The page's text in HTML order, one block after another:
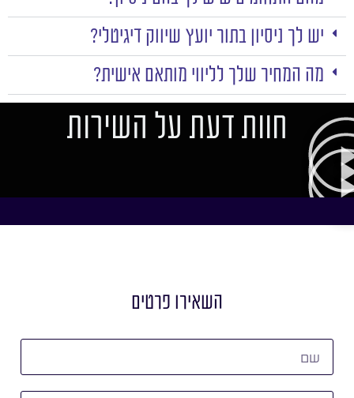
יש לך ניסיון בתור יועץ שיווק דיגיטלי?
מה המחיר שלך לליווי מותאם אישית?
חוות דעת על השירות
השאירו פרטים